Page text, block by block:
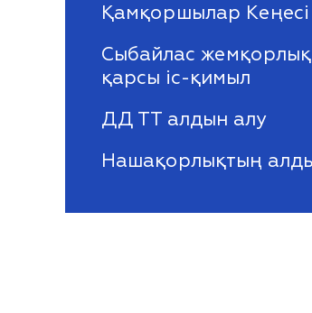
Қамқоршылар Кеңесі
Сыбайлас
қарсы іс-қимыл
ДД ТТ алдын алу
Нашақорлықтың